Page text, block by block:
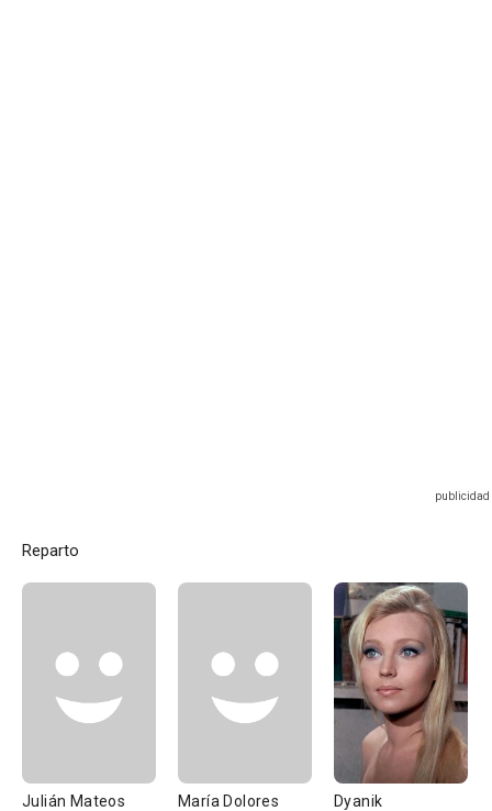
Reparto
Julián Mateos
María Dolores
Dyanik